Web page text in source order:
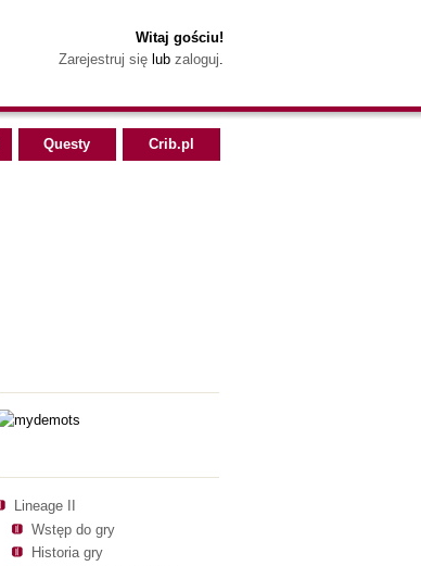
Witaj gościu!
Zarejestruj sięlub zaloguj.
Questy Crib.pl
Lineage II
Wstęp do gry
Historia gry